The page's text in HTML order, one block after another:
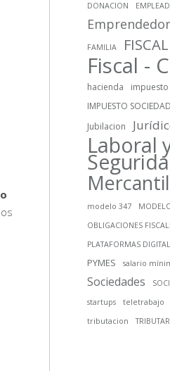
DONACION
FAMILIA FISCAL
Fiscal -
hacienda impuesto
IMPUESTO
Jubilacion
Laboral
Mercantil
modelo 347
OBLIGACIONES
PLATAFORMAS
PYMES salario
Sociedades
startups
teletrabajo
tributacion
TRIBUTAR